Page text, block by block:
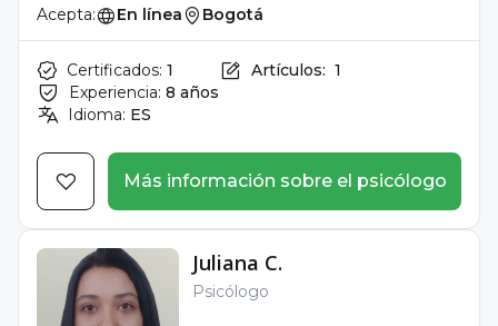
Acepta: En línea Bogotá
Certificados: 1
Experiencia: 8 años
Idioma: ES
Artículos: 1
Más información sobre el psicólogo
Juliana C.
Psicólogo